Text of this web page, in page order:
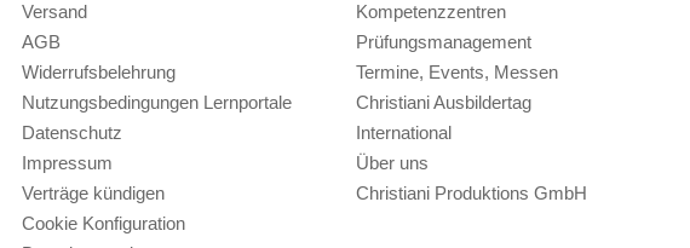
Versand
AGB
Widerrufsbelehrung
Nutzungsbedingungen Lernportale
Datenschutz
Impressum
Verträge kündigen
Cookie Konfiguration
Kompetenzzentren
Prüfungsmanagement
Termine, Events, Messen
Christiani Ausbildertag
International
Über uns
Christiani Produktions GmbH